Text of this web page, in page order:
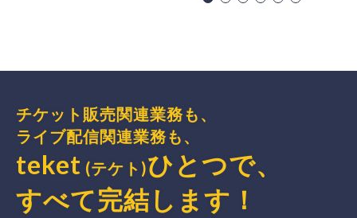
チケット販売関連業務も、
ライブ配信関連業務も、
teket (テケト)ひとつで、
すべて完結 します ！